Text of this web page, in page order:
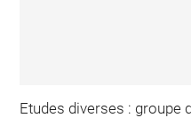
Etudes diverses : groupe